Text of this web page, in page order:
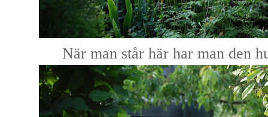
När man står här har man den